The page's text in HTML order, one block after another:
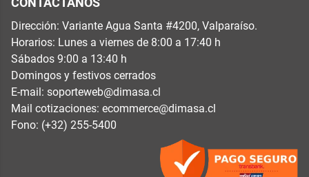
Dirección: Variante Agua Santa #4200, Valparaíso.
Horarios: Lunes a viernes de 8:00 a 17:40 h
Sábados 9:00 a 13:40 h
Domingos y festivos cerrados
E-mail: soporteweb@dimasa.cl
Mail cotizaciones: ecommerce@dimasa.cl
Fono: (+32) 255-5400